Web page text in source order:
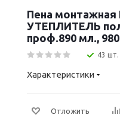
Пена монтажная
УТЕПЛИТЕЛЬ
43 шт.
Характеристики
Отложить